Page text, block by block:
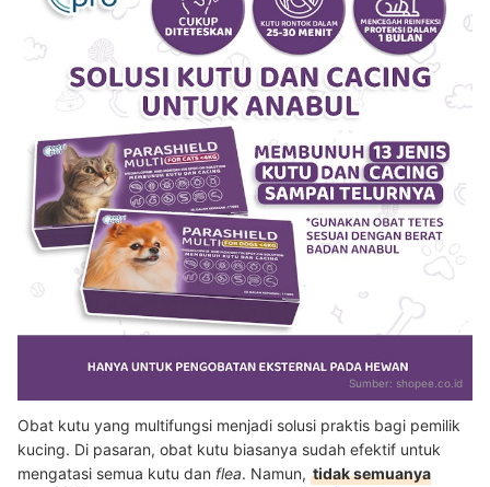
Sumber: shopee.co.id
Obat kutu yang multifungsi menjadi solusi praktis bagi pemilik
kucing. Di pasaran, obat kutu biasanya sudah efektif untuk
mengatasi semua kutu dan flea. Namun, tidak semuanya